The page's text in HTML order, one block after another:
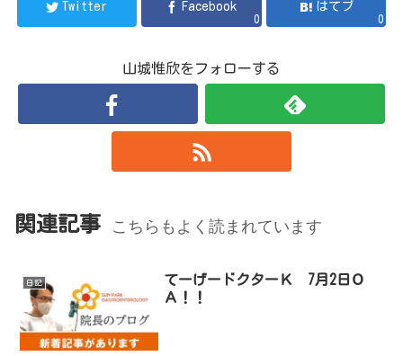
Twitter Facebook
0
はてブ
0
山城惟欣をフォローする
関連記事 こちらもよく読まれています
日記
てーげードクターＫ 7月2日Ｏ
Ａ！！